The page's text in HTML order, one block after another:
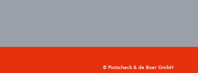
© Piatscheck & de Boer GmbH